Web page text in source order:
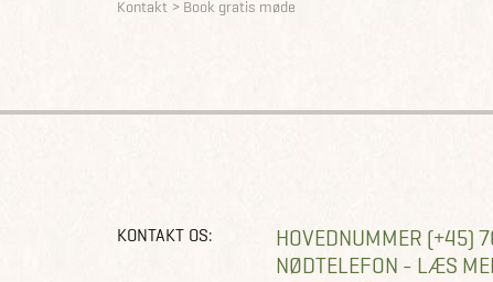
Kontakt Book gratis møde
KONTAKT OS:
HOVEDNUMMER (+45)
NØDTELEFON - LÆS